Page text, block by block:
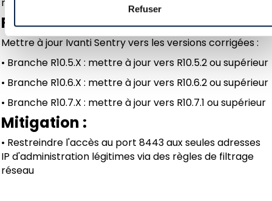
Refuser
non répertoriés dans la flotte mobile gérée
Remédiation :
Mettre à jour Ivanti Sentry vers les versions corrigées :
• Branche R10.5.X : mettre à jour vers R10.5.2 ou supérieur
• Branche R10.6.X : mettre à jour vers R10.6.2 ou supérieur
• Branche R10.7.X : mettre à jour vers R10.7.1 ou supérieur
Mitigation :
• Restreindre l'accès au port 8443 aux seules adresses
IP d'administration légitimes via des règles de filtrage
réseau